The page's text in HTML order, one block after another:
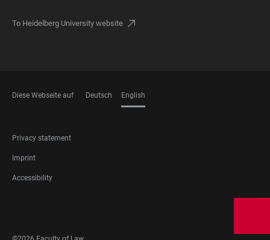
To Heidelberg University website
Diese Webseite auf Deutsch English
FOOTER
LEGAL
Privacy statement
Imprint
Accessibility
MEDIA